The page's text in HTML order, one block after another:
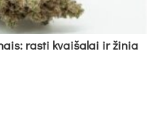
ras­ti kvai­ša­lai ir ži­nia